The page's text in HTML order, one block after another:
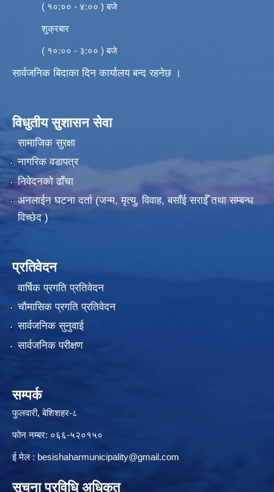
( १०:०० - ४:०० ) बजे
शुक्रबार
( १०:०० - ३:०० ) बजे
सार्वजनिक बिदाका दिन कार्यालय बन्द रहनेछ ।
विधुतीय सुशासन सेवा
सामाजिक सुरक्षा
नागरिक वडापत्र
निवेदनको ढाँचा
अनलाईन घटना दर्ता (जन्म, मृत्यु, विवाह, बसाँई सराईँ तथा सम्बन्ध
विच्छेद )
प्रतिवेदन
वार्षिक प्रगति प्रतिवेदन
चौमासिक प्रगति प्रतिवेदन
सार्वजनिक सुनुवाई
सार्वजनिक परीक्षण
सम्पर्क
फुलवारी, बेशिशहर-८
फोन नम्बर: ०६६-५२०१५०
ई मेल : besishaharmunicipality@gmail.com
सूचना प्रविधि अधिकृत